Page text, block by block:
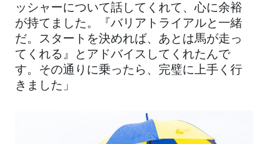
ッシャーについて話してくれて、心に余裕
が持てました。『バリアトライアルと一緒
だ。スタートを決めれば、あとは馬が走っ
てくれる』とアドバイスしてくれたんで
す。その通りに乗ったら、完璧に上手く行
きました」